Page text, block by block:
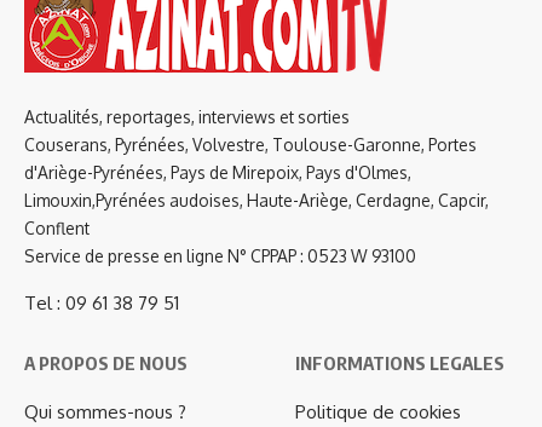
Actualités, reportages, interviews et sorties
Couserans, Pyrénées, Volvestre, Toulouse-Garonne, Portes
d'Ariège-Pyrénées, Pays de Mirepoix, Pays d'Olmes,
Limouxin,Pyrénées audoises, Haute-Ariège, Cerdagne, Capcir,
Conflent
Service de presse en ligne N° CPPAP : 0523 W 93100
Tel : 09 61 38 79 51
A PROPOS DE NOUS
Qui sommes-nous ?
INFORMATIONS LEGALES
Politique de cookies